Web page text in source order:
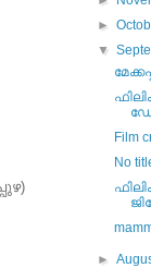
►
▼
Film
No
►